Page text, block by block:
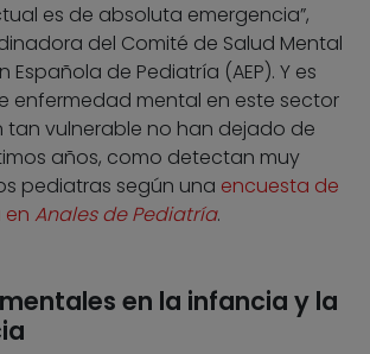
es de absoluta emergencia”,
del Comité de Salud Mental
Española de Pediatría (AEP). Y es
enfermedad mental en este sector
vulnerable no han dejado de
años, como detectan muy
pediatras según una encuesta de
en Anales de Pediatría.
en la infancia y la